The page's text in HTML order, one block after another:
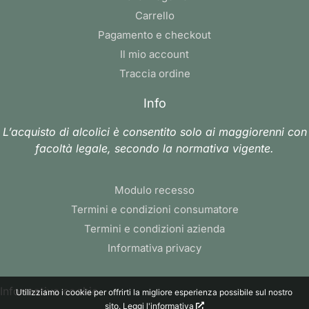
Carrello
Pagamento e checkout
Il mio account
Traccia ordine
Info
L’acquisto di alcolici è consentito solo ai maggiorenni con
facoltà legale, secondo la normativa vigente.
Modulo recesso
Termini e condizioni consumatore
Termini e condizioni azienda
Informativa privacy
Informativa cookie
Utilizziamo i cookie per offrirti la migliore esperienza possibile sul nostro
sito. Leggi l'informativa